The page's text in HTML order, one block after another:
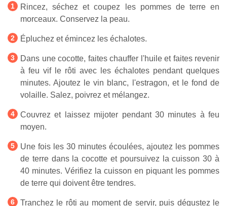
Rincez, séchez et coupez les pommes de terre en
morceaux. Conservez la peau.
Épluchez et émincez les échalotes.
Dans une cocotte, faites chauffer l'huile et faites revenir
à feu vif le rôti avec les échalotes pendant quelques
minutes. Ajoutez le vin blanc, l'estragon, et le fond de
volaille. Salez, poivrez et mélangez.
Couvrez et laissez mijoter pendant 30 minutes à feu
moyen.
Une fois les 30 minutes écoulées, ajoutez les pommes
de terre dans la cocotte et poursuivez la cuisson 30 à
40 minutes. Vérifiez la cuisson en piquant les pommes
de terre qui doivent être tendres.
Tranchez le rôti au moment de servir, puis dégustez le